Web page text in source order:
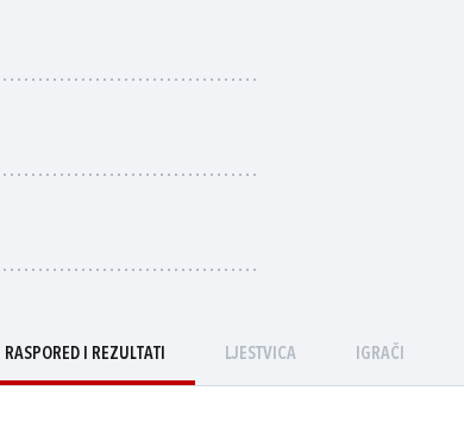
RASPORED I REZULTATI LJESTVICA IGRAČI